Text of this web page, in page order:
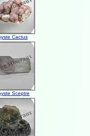
Cactus
Sceptre